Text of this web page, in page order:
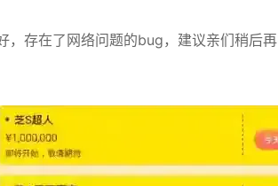
，存在了网络问题的bug，建议亲们稍后